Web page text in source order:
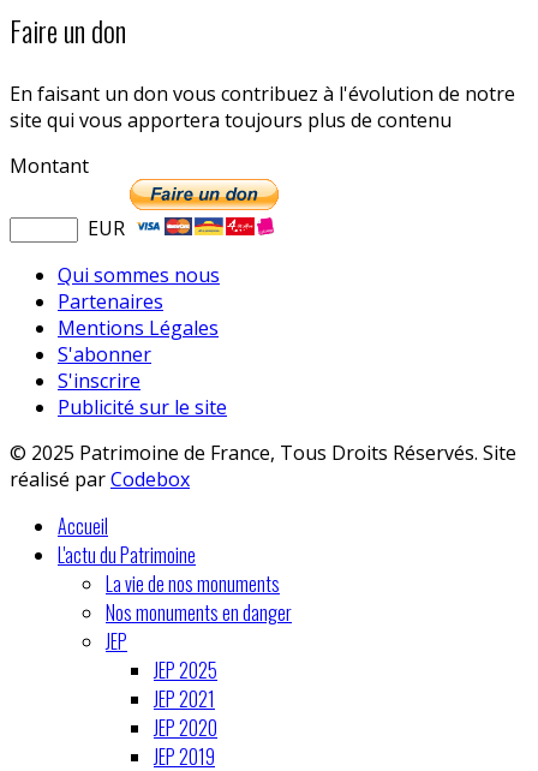
Faire un don
En faisant un don vous contribuez à l'évolution de notre
site qui vous apportera toujours plus de contenu
Montant
EUR
Qui sommes nous
Partenaires
Mentions Légales
S'abonner
S'inscrire
Publicité sur le site
© 2025 Patrimoine de France, Tous Droits Réservés. Site
réalisé parCodebox
Accueil
L'actu du Patrimoine
La vie de nos monuments
Nos monuments en danger
JEP
JEP 2025
JEP 2021
JEP 2020
JEP 2019